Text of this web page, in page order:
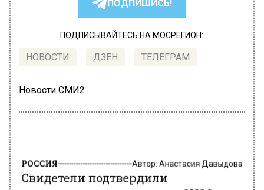
ПОДПИШИСЬ!
ПОДПИСЫВАЙТЕСЬ НА МОСРЕГИОН:
НОВОСТИ ДЗЕН ТЕЛЕГРАМ
Новости СМИ2
Свидетели подтвердили
причастность умершего в СИЗО